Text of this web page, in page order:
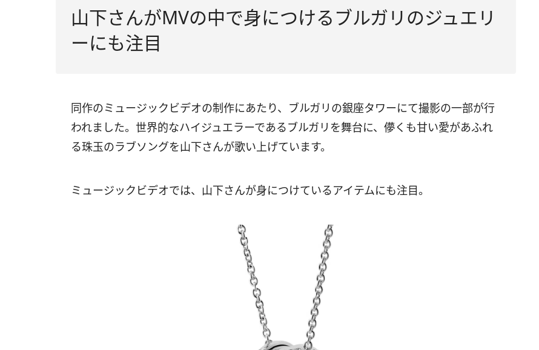
山下さんがMVの中で身につけるブルガリのジュエリ
ーにも注目
同作のミュージックビデオの制作にあたり、ブルガリの銀座タワーにて撮影の一部が行
われました。世界的なハイジュエラーであるブルガリを舞台に、儚くも甘い愛があふれ
る珠玉のラブソングを山下さんが歌い上げています。
ミュージックビデオでは、山下さんが身につけているアイテムにも注目。